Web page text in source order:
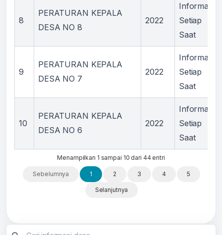
8
PERATURAN KEPALA
DESA NO 8
2022
Informasi
Setiap
Saat
9
PERATURAN KEPALA
DESA NO 7
2022
Informasi
Setiap
Saat
10
PERATURAN KEPALA
DESA NO 6
2022
Informasi
Setiap
Saat
Menampilkan 1 sampai 10 dari 44 entri
Sebelumnya 1 2 3 4 5
Selanjutnya